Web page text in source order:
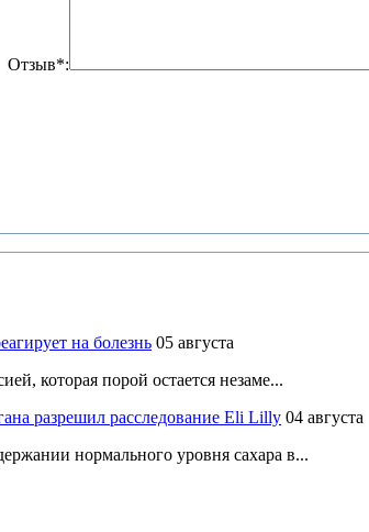
Отзыв*:
на болезнь 05 августа
которая порой остается незаме...
разрешил расследование Eli Lilly 04 августа
нормального уровня сахара в...